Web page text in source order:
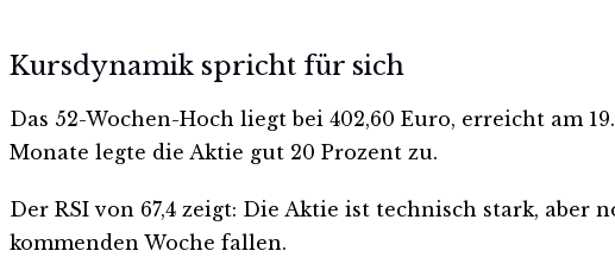
Kursdynamik spricht für sich
Das 52-Wochen-Hoch liegt bei 402,60 Euro, erreicht am
Monate legte die Aktie gut 20 Prozent zu.
Der RSI von 67,4 zeigt: Die Aktie ist technisch stark,
kommenden Woche fallen.